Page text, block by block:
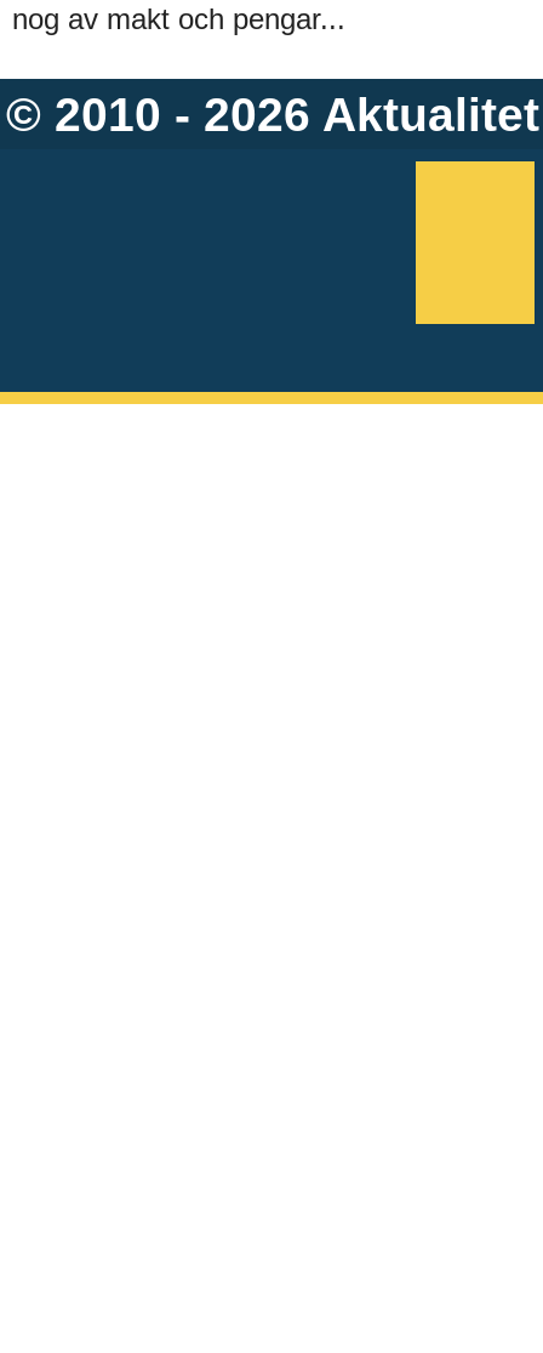
nog av makt och pengar...
© 2010 - 2026 Aktualitet